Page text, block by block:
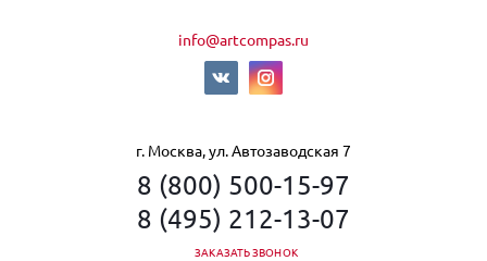
info@artcompas.ru
г. Москва, ул. Автозаводская 7
8 (800) 500-15-97
8 (495) 212-13-07
ЗАКАЗАТЬ ЗВОНОК